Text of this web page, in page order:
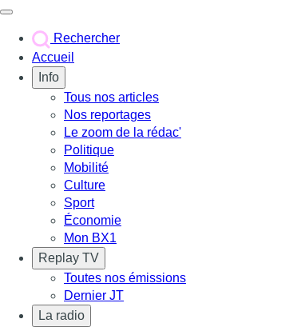
Rechercher
Accueil
Info
Tous nos articles
Nos reportages
Le zoom de la rédac'
Politique
Mobilité
Culture
Sport
Économie
Mon BX1
Replay TV
Toutes nos émissions
Dernier JT
La radio